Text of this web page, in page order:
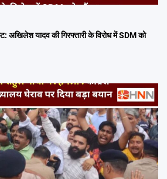
अखिलेश यादव की गिरफ्तारी के विरोध में SDM को